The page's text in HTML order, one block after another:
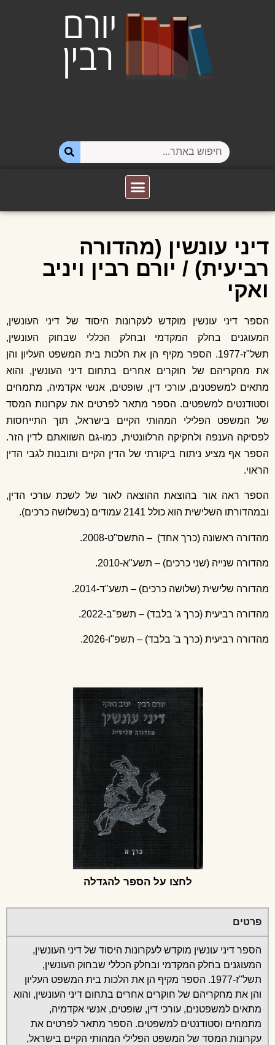
דיני עונשין (מהדורה
רביעית) / יורם רבין ויניב
ואקי
הספר דיני עונשין מוקדש לעקרונות היסוד של דיני העונשין,
המעוגנים בחלק המקדמי ובחלק הכללי שבחוק העונשין,
תשל"ז-1977. הספר מקיף הן את הלכות בית המשפט העליון והן
את מחקריהם של חוקרים אחרים בתחום דיני העונשין, והוא
מתאים למשפטנים, עורכי דין, שופטים, אנשי אקדמיה, מתמחים
וסטודנטים למשפטים. הספר מתאר לפרטים את עקרונות המסד
של המשפט הפלילי המהותי הקיים בישראל, תוך התייחסות
לפסיקה הענפה ולחקיקה הרלוונטית, כמו-גם השוואתם לדין הזר.
הספר אף מציע ניתוח ביקורתי של הדין הקיים ותובנות לגבי הדין
הראוי.
הספר ראה אור בהוצאת ההוצאה לאור של לשכת עורכי הדין,
ובמהדורתו השלישית הוא כולל 2141 עמודים (בשלושה כרכים).
מהדורה ראשונה (כרך אחד) – התשס"ט-2008.
מהדורה שנייה (שני כרכים) – תשע"א-2010.
מהדורה שלישית (שלושה כרכים) – תשע"ד-2014.
מהדורה רביעית (כרך ג' בלבד) – תשפ"ב-2022.
מהדורה רביעית (כרך ב' בלבד) – תשפ"ו-2026.
לחצו על הספר להגדלה
פרטים
הספר דיני עונשין מוקדש לעקרונות היסוד של דיני העונשין,
המעוגנים בחלק המקדמי ובחלק הכללי שבחוק העונשין,
תשל"ז-1977. הספר מקיף הן את הלכות בית המשפט העליון
והן את מחקריהם של חוקרים אחרים בתחום דיני העונשין, והוא
מתאים למשפטנים, עורכי דין, שופטים, אנשי אקדמיה,
מתמחים וסטודנטים למשפטים. הספר מתאר לפרטים את
עקרונות המסד של המשפט הפלילי המהותי הקיים בישראל,